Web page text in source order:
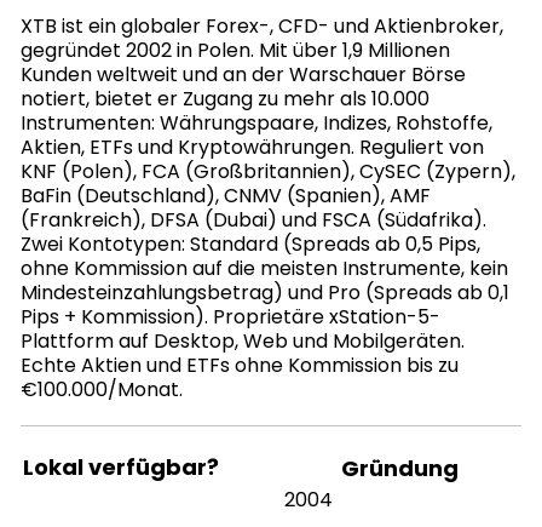
XTB ist ein globaler Forex-, CFD- und Aktienbroker,
gegründet 2002 in Polen. Mit über 1,9 Millionen
Kunden weltweit und an der Warschauer Börse
notiert, bietet er Zugang zu mehr als 10.000
Instrumenten: Währungspaare, Indizes, Rohstoffe,
Aktien, ETFs und Kryptowährungen. Reguliert von
KNF (Polen), FCA (Großbritannien), CySEC (Zypern),
BaFin (Deutschland), CNMV (Spanien), AMF
(Frankreich), DFSA (Dubai) und FSCA (Südafrika).
Zwei Kontotypen: Standard (Spreads ab 0,5 Pips,
ohne Kommission auf die meisten Instrumente, kein
Mindesteinzahlungsbetrag) und Pro (Spreads ab 0,1
Pips + Kommission). Proprietäre xStation-5-
Plattform auf Desktop, Web und Mobilgeräten.
Echte Aktien und ETFs ohne Kommission bis zu
€100.000/Monat.
Lokal verfügbar? Gründung
2004